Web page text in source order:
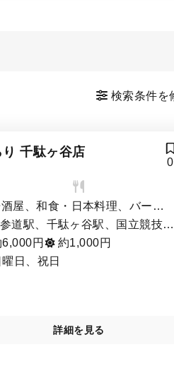
検索条件を
り 千駄ヶ谷店
0
酒屋、和食・日本料理、バー
）
道駅、千駄ヶ谷駅、国立競技場
原宿駅
6,000円
約1,000円
曜日、祝日
詳細を見る